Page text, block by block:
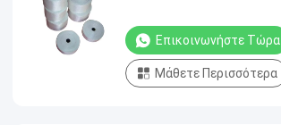
Insulation
Επικοινωνήστε Τώρα
Μάθετε Περισσότερα